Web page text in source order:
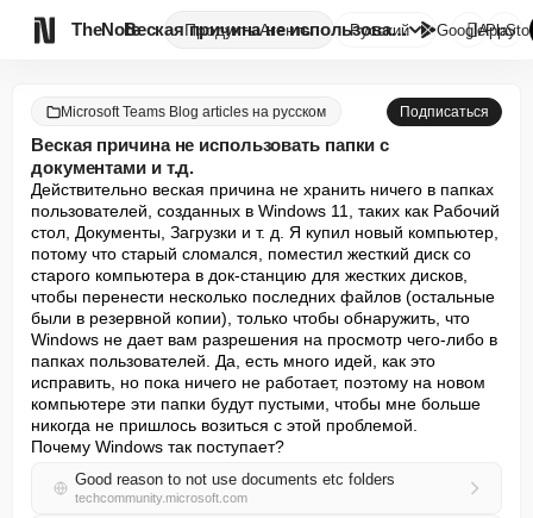
TheNote ПродуктыАгенты Веская причина не использовать...
Русский GooglePlay

Microsoft Teams Blog articles на русском Подписаться
Веская причина не использовать папки с
документами и т.д.
Действительно веская причина не хранить ничего в папках
пользователей, созданных в Windows 11, таких как Рабочий
стол, Документы, Загрузки и т. д. Я купил новый компьютер,
потому что старый сломался, поместил жесткий диск со
старого компьютера в док-станцию для жестких дисков,
чтобы перенести несколько последних файлов (остальные
были в резервной копии), только чтобы обнаружить, что
Windows не дает вам разрешения на просмотр чего-либо в
папках пользователей. Да, есть много идей, как это
исправить, но пока ничего не работает, поэтому на новом
компьютере эти папки будут пустыми, чтобы мне больше
никогда не пришлось возиться с этой проблемой.
Почему Windows так поступает?
Good reason to not use documents etc folders
techcommunity.microsoft.com